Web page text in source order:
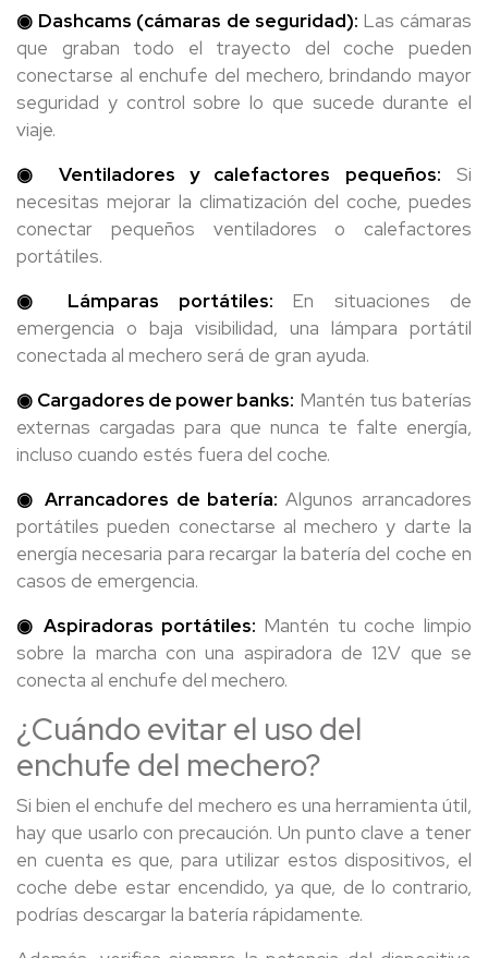
◉ Dashcams (cámaras de seguridad): Las cámaras
que graban todo el trayecto del coche pueden
conectarse al enchufe del mechero, brindando mayor
seguridad y control sobre lo que sucede durante el
viaje.
◉ Ventiladores y calefactores pequeños: Si
necesitas mejorar la climatización del coche, puedes
conectar pequeños ventiladores o calefactores
portátiles.
◉ Lámparas portátiles: En situaciones de
emergencia o baja visibilidad, una lámpara portátil
conectada al mechero será de gran ayuda.
◉ Cargadores de power banks: Mantén tus baterías
externas cargadas para que nunca te falte energía,
incluso cuando estés fuera del coche.
◉ Arrancadores de batería:Algunos arrancadores
portátiles pueden conectarse al mechero y darte la
energía necesaria para recargar la batería del coche en
casos de emergencia.
◉ Aspiradoras portátiles: Mantén tu coche limpio
sobre la marcha con una aspiradora de 12V que se
conecta al enchufe del mechero.
¿Cuándo evitar el uso del
enchufe del mechero?
Si bien el enchufe del mechero es una herramienta útil,
hay que usarlo con precaución. Un punto clave a tener
en cuenta es que, para utilizar estos dispositivos, el
coche debe estar encendido, ya que, de lo contrario,
podrías descargar la batería rápidamente.